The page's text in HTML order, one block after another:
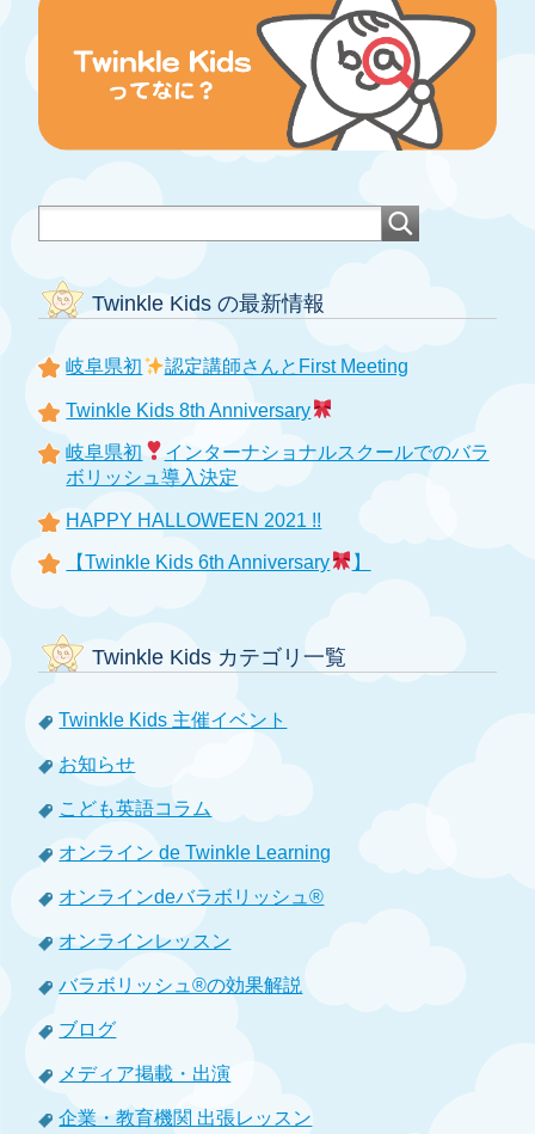
Twinkle Kids の最新情報
岐阜県初 認定講師さんとFirst Meeting
Twinkle Kids 8th Anniversary
岐阜県初
インターナショナルスクールでのバラ
ボリッシュ導入決定
HAPPY HALLOWEEN 2021 !!
【Twinkle Kids 6th Anniversary 】
Twinkle Kids カテゴリ一覧
Twinkle Kids 主催イベント
お知らせ
こども英語コラム
オンライン de Twinkle Learning
オンラインdeバラボリッシュ®
オンラインレッスン
バラボリッシュ®の効果解説
ブログ
メディア掲載・出演
企業・教育機関 出張レッスン